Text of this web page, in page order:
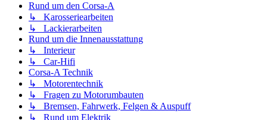
Rund um den Corsa-A
↳ Karosseriearbeiten
↳ Lackierarbeiten
Rund um die Innenausstattung
↳ Interieur
↳ Car-Hifi
Corsa-A Technik
↳ Motorentechnik
↳ Fragen zu Motorumbauten
↳ Bremsen, Fahrwerk, Felgen & Auspuff
↳ Rund um Elektrik